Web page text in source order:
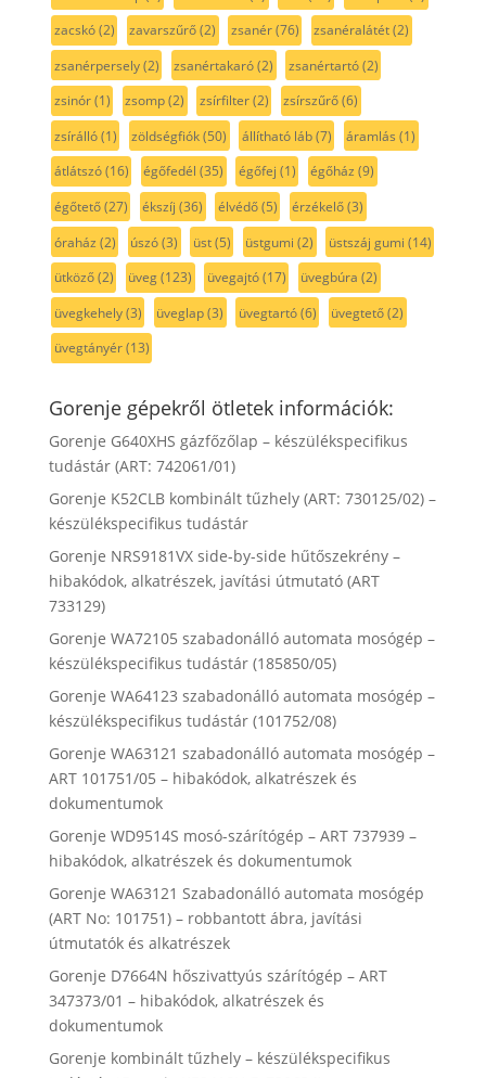
zacskó(2) zavarszűrő(2) zsanér(76) zsanéralátét(2)
zsanérpersely(2) zsanértakaró(2) zsanértartó(2)
zsinór(1) zsomp(2) zsírfilter(2) zsírszűrő(6)
zsírálló(1) zöldségfiók(50) állítható láb(7) áramlás (1)
átlátszó(16) égőfedél (35) égőfej (1) égőház (9)
égőtető(27) ékszíj (36) élvédő(5) érzékelő(3)
óraház (2) úszó(3) üst(5) üstgumi (2) üstszáj gumi (14)
ütköző(2) üveg(123) üvegajtó(17) üvegbúra (2)
üvegkehely(3) üveglap(3) üvegtartó(6) üvegtető(2)
üvegtányér(13)
Gorenje gépekről ötletek információk:
Gorenje G640XHS gázfőzőlap – készülékspecifikus
tudástár (ART: 742061/01)
Gorenje K52CLB kombinált tűzhely (ART: 730125/02) –
készülékspecifikus tudástár
Gorenje NRS9181VX side-by-side hűtőszekrény –
hibakódok, alkatrészek, javítási útmutató (ART
733129)
Gorenje WA72105 szabadonálló automata mosógép –
készülékspecifikus tudástár (185850/05)
Gorenje WA64123 szabadonálló automata mosógép –
készülékspecifikus tudástár (101752/08)
Gorenje WA63121 szabadonálló automata mosógép –
ART 101751/05 – hibakódok, alkatrészek és
dokumentumok
Gorenje WD9514S mosó-szárítógép – ART 737939 –
hibakódok, alkatrészek és dokumentumok
Gorenje WA63121 Szabadonálló automata mosógép
(ART No: 101751) – robbantott ábra, javítási
útmutatók és alkatrészek
Gorenje D7664N hőszivattyús szárítógép – ART
347373/01 – hibakódok, alkatrészek és
dokumentumok
Gorenje kombinált tűzhely – készülékspecifikus